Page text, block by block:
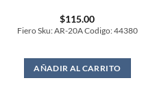
$115.00
Fiero Sku: AR-20A Codigo: 44380
AÑADIR AL CARRITO